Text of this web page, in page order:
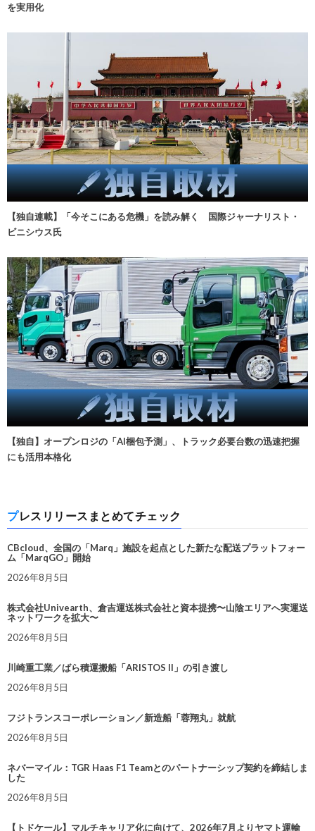
を実用化
【独自連載】「今そこにある危機」を読み解く 国際ジャーナリスト・
ビニシウス氏
【独自】オープンロジの「AI梱包予測」、トラック必要台数の迅速把握
にも活用本格化
プレスリリースまとめてチェック
CBcloud、全国の「Marq」施設を起点とした新たな配送プラットフォー
ム「MarqGO」開始
2026年8月5日
株式会社Univearth、倉吉運送株式会社と資本提携〜山陰エリアへ実運送
ネットワークを拡大〜
2026年8月5日
川崎重工業／ばら積運搬船「ARISTOS II」の引き渡し
2026年8月5日
フジトランスコーポレーション／新造船「蓉翔丸」就航
2026年8月5日
ネバーマイル：TGR Haas F1 Teamとのパートナーシップ契約を締結しま
した
2026年8月5日
【トドケール】マルチキャリア化に向けて、2026年7月よりヤマト運輸